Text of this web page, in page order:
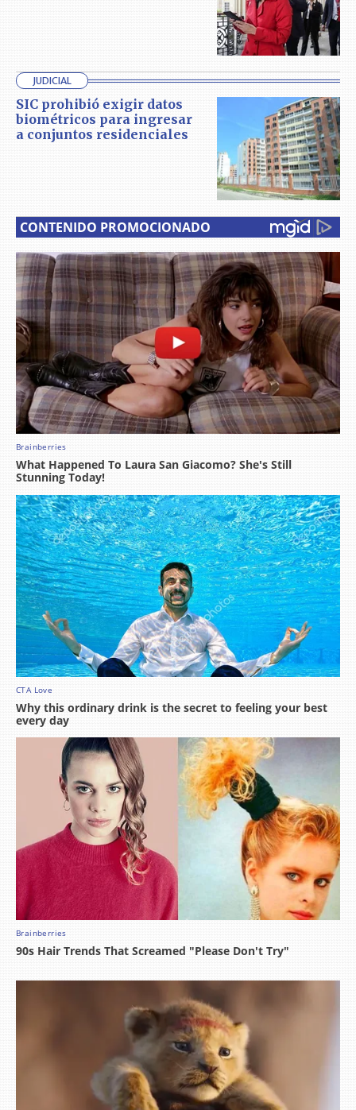
JUDICIAL
SIC prohibió exigir datos
biométricos para ingresar
a conjuntos residenciales